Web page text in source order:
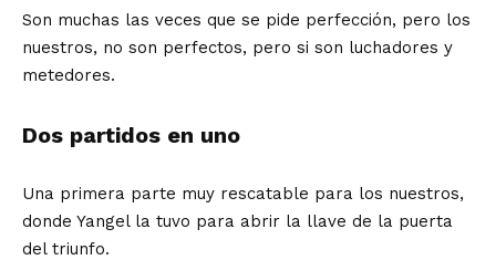
Son muchas las veces que se pide perfección, pero los
nuestros, no son perfectos, pero si son luchadores y
metedores.
Dos partidos en uno
Una primera parte muy rescatable para los nuestros,
donde Yangel la tuvo para abrir la llave de la puerta
del triunfo.